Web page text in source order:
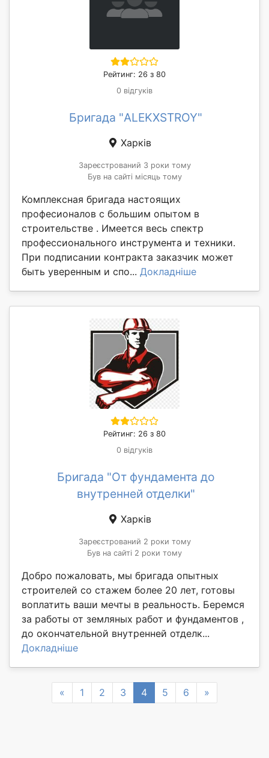
Рейтинг: 26 з 80
0 відгуків
Бригада "ALEKXSTROY"
Харків
Зареєстрований 3 роки тому
Був на сайті місяць тому
Комплексная бригада настоящих
професионалов с большим опытом в
строительстве . Имеется весь спектр
профессионального инструмента и техники.
При подписании контракта заказчик может
быть уверенным и спо... Докладніше
Рейтинг: 26 з 80
0 відгуків
Бригада "От фундамента до
внутренней отделки"
Харків
Зареєстрований 2 роки тому
Був на сайті 2 роки тому
Добро пожаловать, мы бригада опытных
строителей со стажем более 20 лет, готовы
воплатить ваши мечты в реальность. Беремся
за работы от земляных работ и фундаментов ,
до окончательной внутренней отделк...
Докладніше
« Previous
1 2 3 4 5 6 »